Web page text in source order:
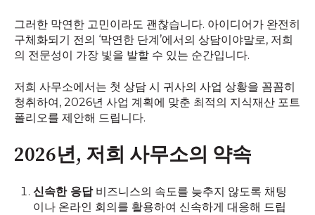
그러한 막연한 고민이라도 괜찮습니다. 아이디어가 완전히
구체화되기 전의 ‘막연한 단계’에서의 상담이야말로, 저희
의 전문성이 가장 빛을 발할 수 있는 순간입니다.
저희 사무소에서는 첫 상담 시 귀사의 사업 상황을 꼼꼼히
청취하여, 2026년 사업 계획에 맞춘 최적의 지식재산 포트
폴리오를 제안해 드립니다.
2026년, 저희 사무소의 약속
신속한 응답비즈니스의 속도를 늦추지 않도록 채팅
이나 온라인 회의를 활용하여 신속하게 대응해 드립